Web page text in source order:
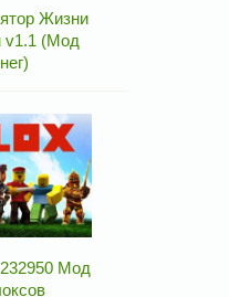
Жизни
v1.1 (Мод
Мод